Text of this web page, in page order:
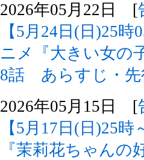
2026年05月22日 [
【5月24日(日)25
ニメ『大きい女の
8話 あらすじ・先
2026年05月15日 [
【5月17日(日)25
『茉莉花ちゃん